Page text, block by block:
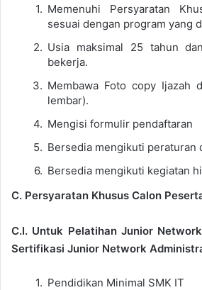
Memenuhi Persyaratan
sesuai dengan program yang
Usia maksimal 25 tahun
bekerja.
Membawa Foto copy Ijazah
lembar).
Mengisi formulir pendaftaran
Bersedia mengikuti peraturan
Bersedia mengikuti kegiatan
C. Persyaratan Khusus Calon
C.I. Untuk Pelatihan Junior
Sertifikasi Junior Network
Pendidikan Minimal SMK IT